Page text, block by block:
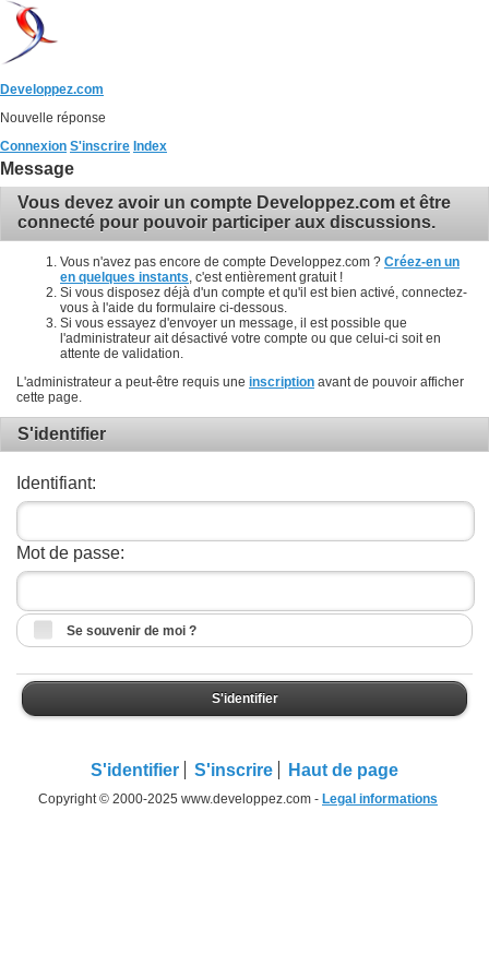
Developpez.com
Nouvelle réponse
Connexion S'inscrire Index
Message
Vous devez avoir un compte Developpez.com et être
connecté pour pouvoir participer aux discussions.
Vous n'avez pas encore de compte Developpez.com ? Créez-en un
en quelques instants , c'est entièrement gratuit !
Si vous disposez déjà d'un compte et qu'il est bien activé, connectez-
vous à l'aide du formulaire ci-dessous.
Si vous essayez d'envoyer un message, il est possible que
l'administrateur ait désactivé votre compte ou que celui-ci soit en
attente de validation.
L'administrateur a peut-être requis une inscription avant de pouvoir afficher
cette page.
S'identifier
Identifiant:
Mot de passe:
Se souvenir de moi ?
S'identifier
S'identifier S'inscrire Haut de page
Copyright © 2000-2025 www.developpez.com - Legal informations